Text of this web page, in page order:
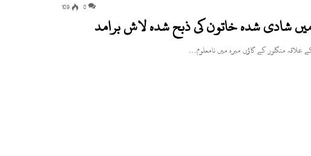
0
109
شادی شدہ خاتون کی ذبح شدہ لاش برامد